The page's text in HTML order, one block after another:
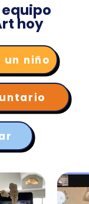
equipo
hoy
niño